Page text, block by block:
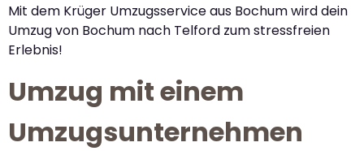
Mit dem Krüger Umzugsservice aus Bochum wird dein
Umzug von Bochum nach Telford zum stressfreien
Erlebnis!
Umzug mit einem
Umzugsunternehmen